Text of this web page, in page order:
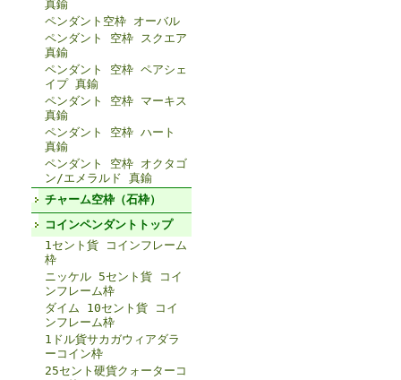
真鍮
ペンダント空枠 オーバル
ペンダント 空枠 スクエア
真鍮
ペンダント 空枠 ペアシェ
イプ 真鍮
ペンダント 空枠 マーキス
真鍮
ペンダント 空枠 ハート
真鍮
ペンダント 空枠 オクタゴ
ン/エメラルド 真鍮
チャーム空枠（石枠）
コインペンダントトップ
1セント貨 コインフレーム
枠
ニッケル 5セント貨 コイ
ンフレーム枠
ダイム 10セント貨 コイ
ンフレーム枠
1ドル貨サカガウィアダラ
ーコイン枠
25セント硬貨クォーターコ